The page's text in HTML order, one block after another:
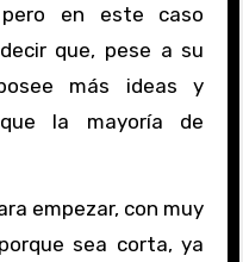
en este caso
que, pese a su
más ideas y
la mayoría de
empezar, con muy
sea corta, ya